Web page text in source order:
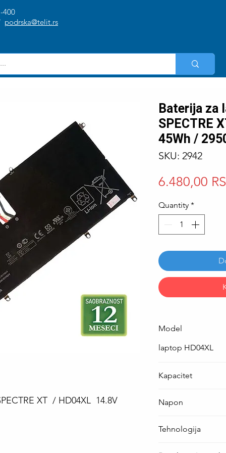
400
podrska@telit.rs
XT / HD04XL 14.8V
Baterija za
SPECTRE
45Wh /
SKU: 2942
6.480,00
Quantity *
Model
laptop HD04XL
Kapacitet
Napon
Tehnologija